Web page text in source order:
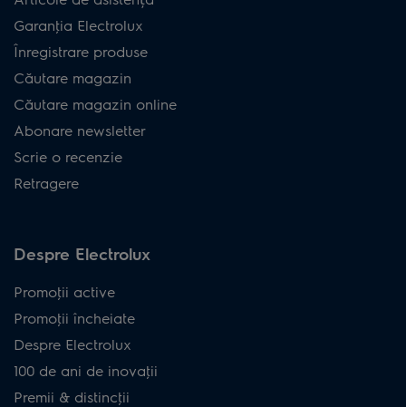
Garanţia Electrolux
Înregistrare produse
Căutare magazin
Căutare magazin online
Abonare newsletter
Scrie o recenzie
Retragere
Despre Electrolux
Promoţii active
Promoţii încheiate
Despre Electrolux
100 de ani de inovaţii
Premii & distincţii